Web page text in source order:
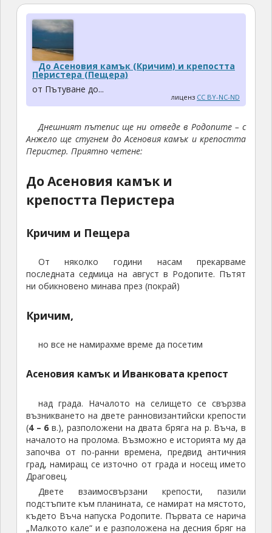
До Асеновия камък (Кричим) и крепостта
Перистера (Пещера)
от Пътуване до...
лиценз CC BY-NC-ND
Днешният пътепис ще ни отведе в Родопите – с
Анжело ще стугнем до Асеновия камък и крепостта
Перистер. Приятно четене:
До Асеновия камък и
крепостта Перистера
Кричим и Пещера
От няколко години насам прекарваме
последната седмица на август в Родопите. Пътят
ни обикновено минава през (покрай)
Кричим,
но все не намирахме време да посетим
Асеновия камък и Иванковата крепост
над града. Началото на селището се свързва
възникването на двете ранновизантийски крепости
(4 – 6 в.), разположени на двата бряга на р. Въча, в
началото на пролома. Възможно е историята му да
започва от по-ранни времена, предвид античния
град, намиращ се източно от града и носещ името
Драговец.
Двете взаимосвързани крепости, пазили
подстъпите към планината, се намират на мястото,
където Въча напуска Родопите. Първата се нарича
„Малкото кале“ и е разположена на десния бряг на